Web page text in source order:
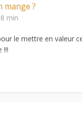
mange ?
min
le mettre en valeur
!!!